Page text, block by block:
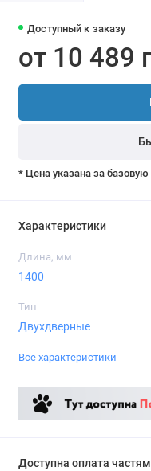
Доступный к заказу
от 10 489
* Цена указана за
Характеристики
Длина, мм
1400
Тип
Двухдверные
Все характеристики
Доступна оплата